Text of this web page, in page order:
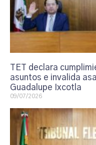
TET declara
asuntos e invalida
Guadalupe Ixcotla
09/07/2026